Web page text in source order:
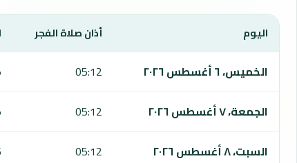
يعرض هذا الجدول مواقيت الصلاة لمدة 7 أيام في لاس فيجاس، بما يشمل الفجر والشروق والظهر والعصر والمغرب والعشاء.
اليوم أذان صلاة الفجر
الخميس، ٦ أغسطس ٢٠٢٦ 05:12
الجمعة، ٧ أغسطس ٢٠٢٦
05:12
السبت، ٨ أغسطس ٢٠٢٦
05:12